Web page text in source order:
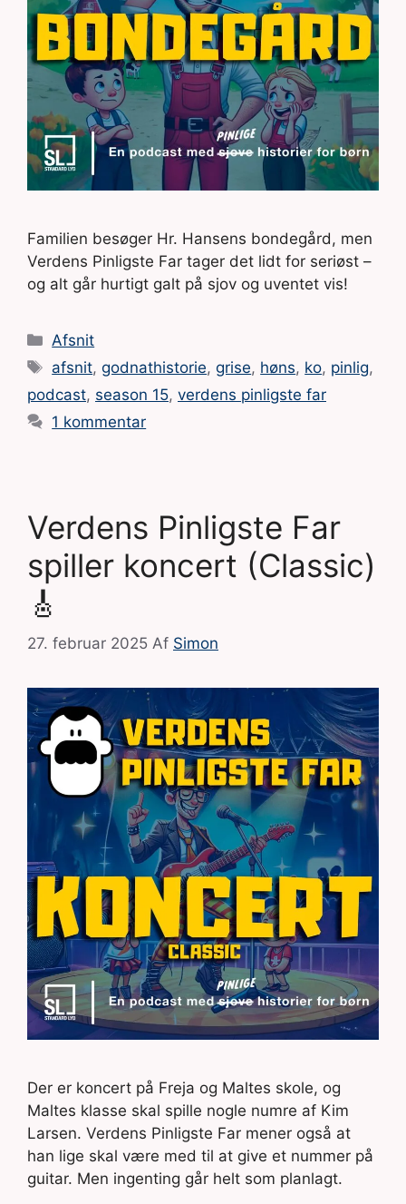
Familien besøger Hr. Hansens bondegård, men
Verdens Pinligste Far tager det lidt for seriøst –
og alt går hurtigt galt på sjov og uventet vis!
Kategorier
Afsnit
Tags
afsnit,godnathistorie,grise, høns, ko, pinlig,
podcast, season 15, verdens pinligste far
1 kommentar
Verdens Pinligste Far
spiller koncert (Classic)
🎸
27. februar 2025 Af Simon
Der er koncert på Freja og Maltes skole, og
Maltes klasse skal spille nogle numre af Kim
Larsen. Verdens Pinligste Far mener også at
han lige skal være med til at give et nummer på
guitar. Men ingenting går helt som planlagt.